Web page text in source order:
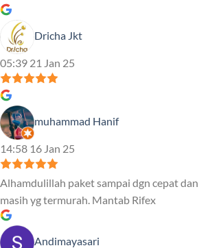
Dricha Jkt
05:39 21 Jan 25
muhammad Hanif
14:58 16 Jan 25
Alhamdulillah paket sampai dgn cepat
masih yg termurah. Mantab Rifex
Andimayasari